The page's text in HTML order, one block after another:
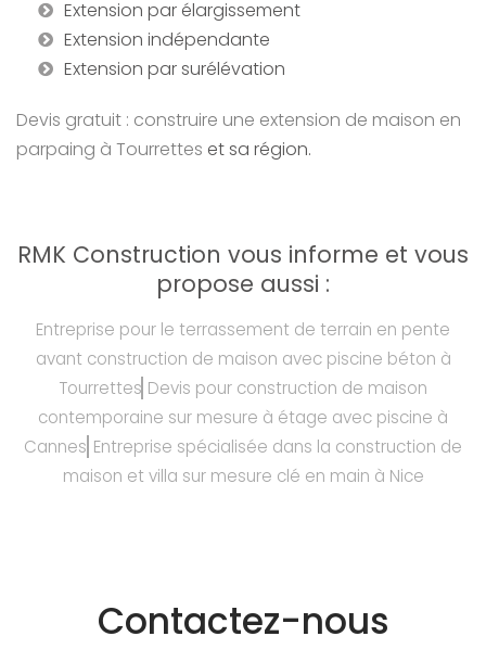
Extension par élargissement
Extension indépendante
Extension par surélévation
Devis gratuit : construire une extension de maison en
parpaing à Tourrettes et sa région.
RMK Construction vous informe et vous
propose aussi :
Entreprise pour le terrassement de terrain en pente
avant construction de maison avec piscine béton à
Tourrettes Devis pour construction de maison
contemporaine sur mesure à étage avec piscine à
Cannes Entreprise spécialisée dans la construction de
maison et villa sur mesure clé en main à Nice
Contactez-nous